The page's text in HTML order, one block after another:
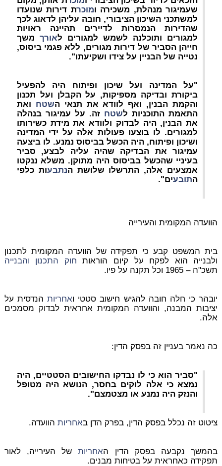
שעמיגור מנהלת, משכירה ומוכרת דירות שנועדו
למשתכני השיכון הציבורי, חובה עליהן לדאוג לכך
שהדירות הנמסרות לדיירים תהיינה ראויות
למגורים ותוכלנה לשמש למגורים לאורך משך
חייהן הסביר של דירות מגורים, ללא פגמי ביסוס,
נטייה של הבניין על צידו ושקיעתו".
"על המדינה ועל שיכון ופיתוח היה להפעיל
ביקורת ובדיקה מספיקות, על הקבלן ועל תכנון
והקמת הבנין, ואף לוודא את תנאי השטח ואת
התאמת התוכניות לשטח זה. על עמיגור בנהלה
את הבנין, היה לבדוק ולוודא את מידת כשירותו
למגורים. לו בוצעו פעולות אלה על ידי המדינה
ושיכון ופיתוח, היה הכשל בביסוס נמנע. לו ביצעה
עמיגור את הבדיקה שהיה עליה לבצע, סביר
בעיניי שהכשל בביסוס היה מתוקן. משלא ננקטו
אמצעים אלה, התרשלו שלושת הנתבעות כלפי
התובעים".
הוועדה המקומית והעירייה
בית המשפט קבע כי תפקידה של הוועדה המקומית לתכנון
ולבנייה הוא לפקח על קיום הוראות חוק התכנון והבנייה
תשכ"ה – 1965 וכל תקנה על פיו.
יובהר כי חלה חובה להגיש חישוב סטטי ואחריותהנדסית על
יציבות המבנה, והוועדה המקומית אחראית לבדוק מסמכים
אלה.
כה נאמר בעניין זה בפסק הדין:
"סביר הוא כי לו נבדקו החישובים הסטטיים, היה
נמצא כי אלה לוקים בחסר, הנושא היה מטופל
והנזק היה נמנע או מצטמצם".
ציטוט זה נכלל בפסק הדין, בפרק הדן באחריותהוועדה.
בהמשך נקבעה בפסק הדין האחריותשל העירייה, לאור
תפקידה כאחראית על בטיחות מבנים.